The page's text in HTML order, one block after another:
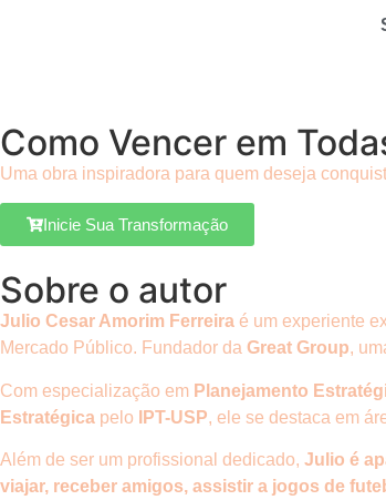
Como Vencer em
Uma obra inspiradora para quem deseja
Inicie Sua Transformação
Sobre o autor
Julio Cesar Amorim Ferreira é um experiente
Mercado Público. Fundador da Great Group,
Com especialização em Planejamento
Estratégica pelo IPT-USP, ele se destaca em
Além de ser um profissional dedicado, Julio é
viajar, receber amigos, assistir a jogos de